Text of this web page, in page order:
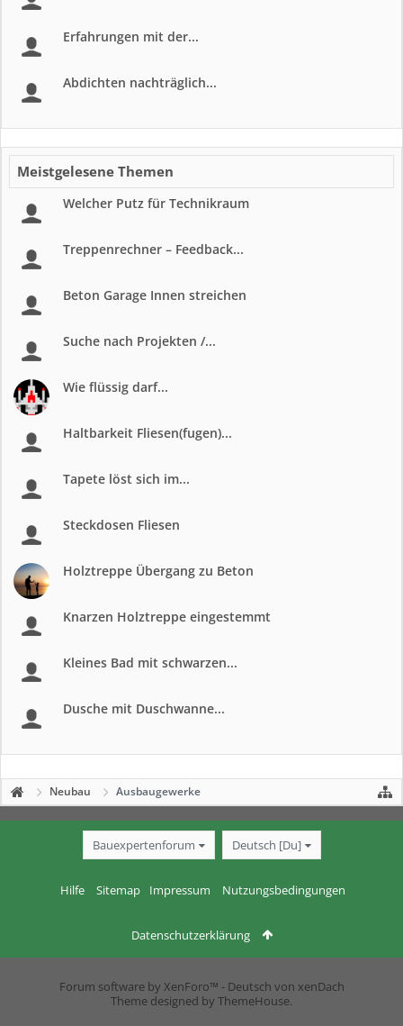
Erfahrungen mit der...
Abdichten nachträglich...
Meistgelesene Themen
Welcher Putz für Technikraum
Treppenrechner – Feedback...
Beton Garage Innen streichen
Suche nach Projekten /...
Wie flüssig darf...
Haltbarkeit Fliesen(fugen)...
Tapete löst sich im...
Steckdosen Fliesen
Holztreppe Übergang zu Beton
Knarzen Holztreppe eingestemmt
Kleines Bad mit schwarzen...
Dusche mit Duschwanne...
Neubau Ausbaugewerke
Bauexpertenforum Deutsch [Du]
Hilfe Sitemap Impressum Nutzungsbedingungen
Datenschutzerklärung
Forum software by XenForo™ - Deutsch von xenDach
Theme designed by ThemeHouse.